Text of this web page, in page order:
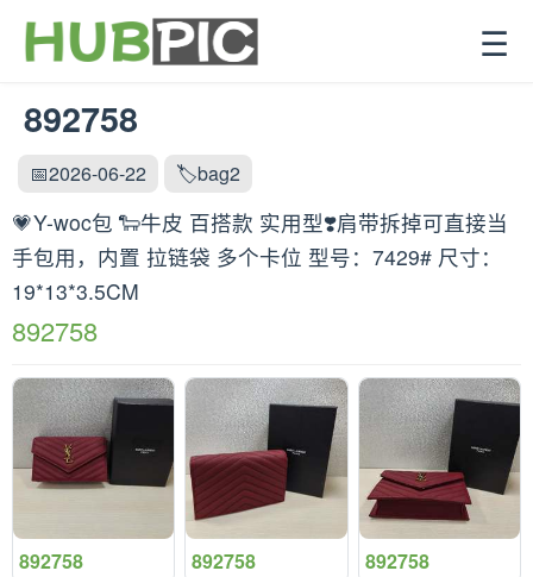
☰
892758
📅2026-06-22 🏷️bag2
💗Y-woc包 🐑牛皮 百搭款 实用型❣️肩带拆掉可直接当
手包用，内置 拉链袋 多个卡位 型号：7429# 尺寸：
19*13*3.5CM
892758
892758 892758 892758